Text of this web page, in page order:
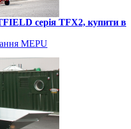
серія TFX2, купити в
MEPU